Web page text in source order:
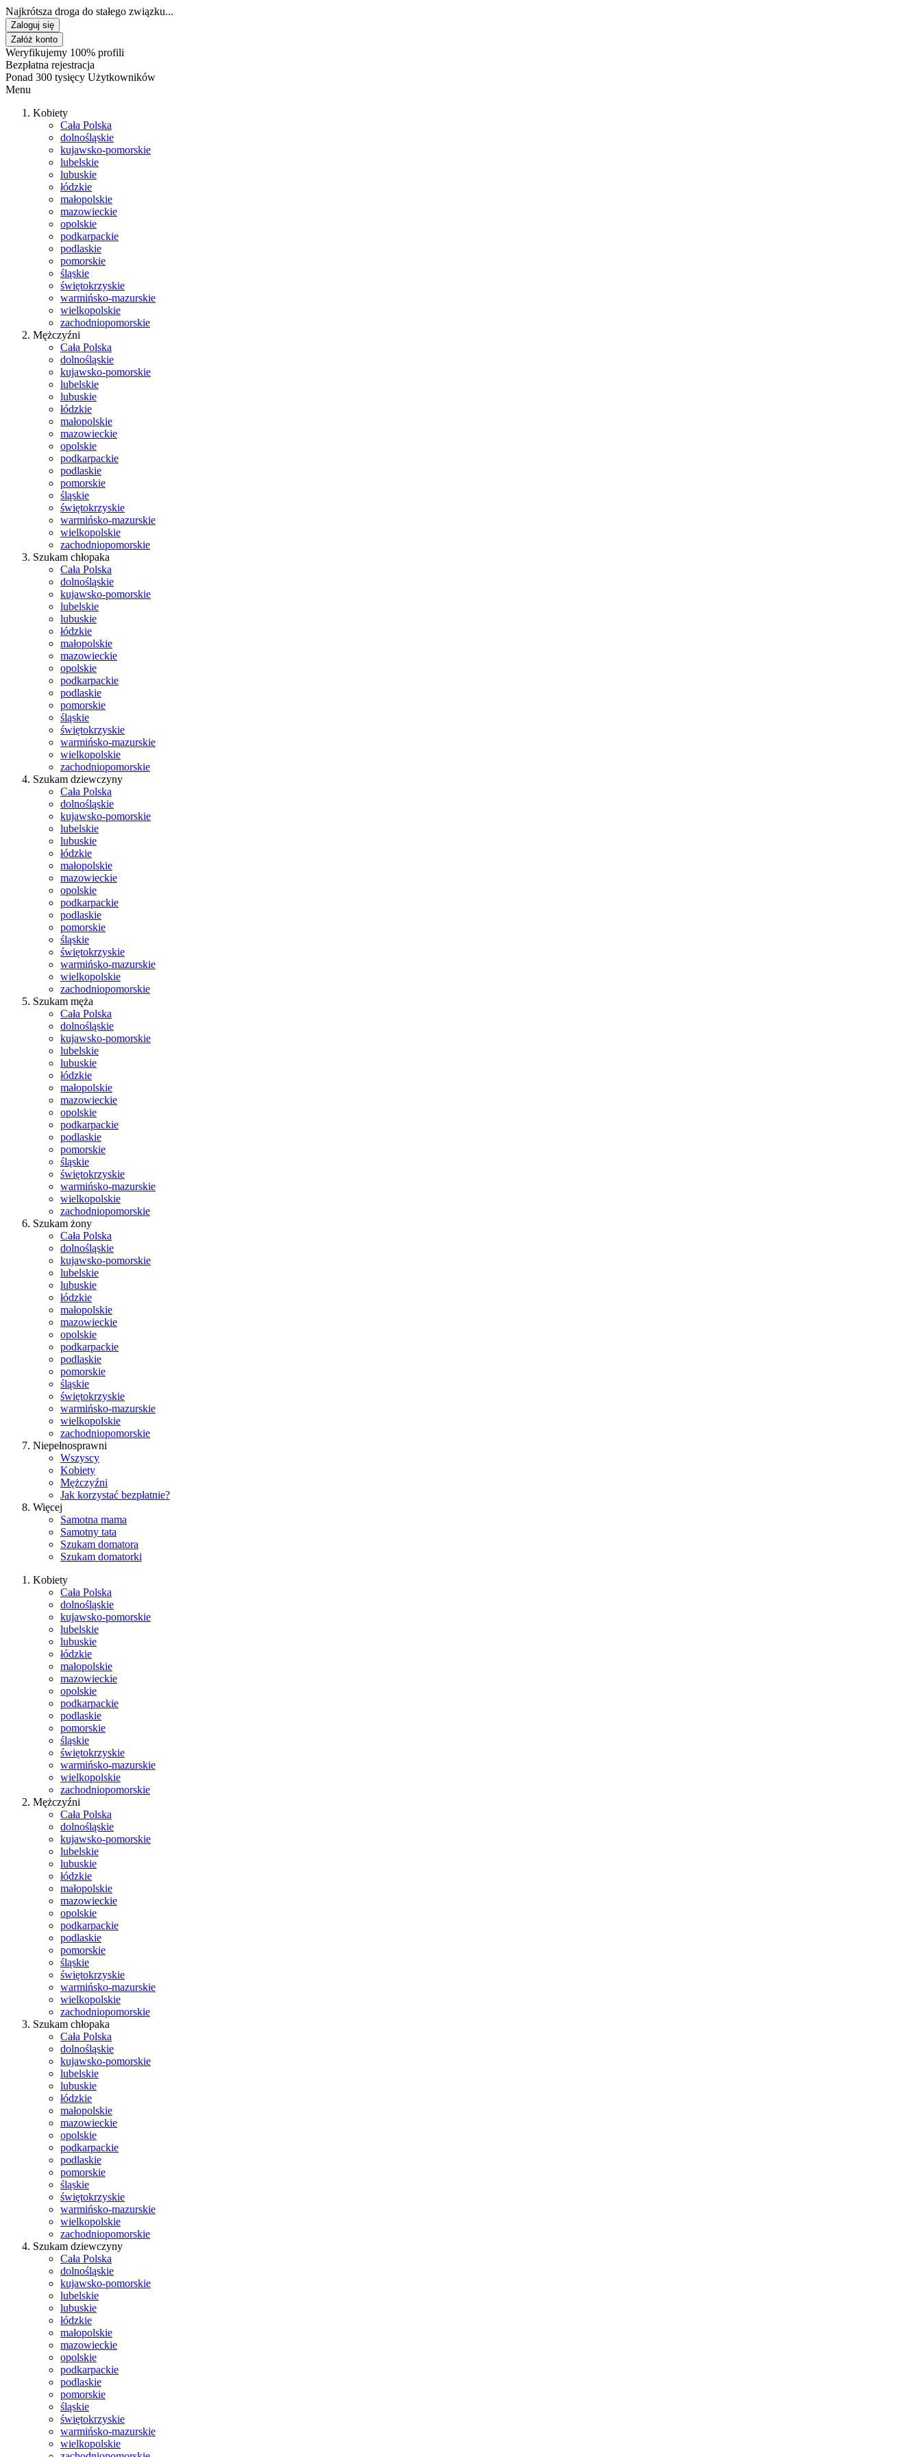
Najkrótsza droga do stałego związku...
Zaloguj się
Załóż konto
Weryfikujemy 100% profili
Bezpłatna rejestracja
Ponad 300 tysięcy Użytkowników
Menu
Kobiety
Cała Polska
dolnośląskie
kujawsko-pomorskie
lubelskie
lubuskie
łódzkie
małopolskie
mazowieckie
opolskie
podkarpackie
podlaskie
pomorskie
śląskie
świętokrzyskie
warmińsko-mazurskie
wielkopolskie
zachodniopomorskie
Mężczyźni
Cała Polska
dolnośląskie
kujawsko-pomorskie
lubelskie
lubuskie
łódzkie
małopolskie
mazowieckie
opolskie
podkarpackie
podlaskie
pomorskie
śląskie
świętokrzyskie
warmińsko-mazurskie
wielkopolskie
zachodniopomorskie
Szukam chłopaka
Cała Polska
dolnośląskie
kujawsko-pomorskie
lubelskie
lubuskie
łódzkie
małopolskie
mazowieckie
opolskie
podkarpackie
podlaskie
pomorskie
śląskie
świętokrzyskie
warmińsko-mazurskie
wielkopolskie
zachodniopomorskie
Szukam dziewczyny
Cała Polska
dolnośląskie
kujawsko-pomorskie
lubelskie
lubuskie
łódzkie
małopolskie
mazowieckie
opolskie
podkarpackie
podlaskie
pomorskie
śląskie
świętokrzyskie
warmińsko-mazurskie
wielkopolskie
zachodniopomorskie
Szukam męża
Cała Polska
dolnośląskie
kujawsko-pomorskie
lubelskie
lubuskie
łódzkie
małopolskie
mazowieckie
opolskie
podkarpackie
podlaskie
pomorskie
śląskie
świętokrzyskie
warmińsko-mazurskie
wielkopolskie
zachodniopomorskie
Szukam żony
Cała Polska
dolnośląskie
kujawsko-pomorskie
lubelskie
lubuskie
łódzkie
małopolskie
mazowieckie
opolskie
podkarpackie
podlaskie
pomorskie
śląskie
świętokrzyskie
warmińsko-mazurskie
wielkopolskie
zachodniopomorskie
Niepełnosprawni
Wszyscy
Kobiety
Mężczyźni
Jak korzystać bezpłatnie?
Więcej
Samotna mama
Samotny tata
Szukam domatora
Szukam domatorki
Kobiety
Cała Polska
dolnośląskie
kujawsko-pomorskie
lubelskie
lubuskie
łódzkie
małopolskie
mazowieckie
opolskie
podkarpackie
podlaskie
pomorskie
śląskie
świętokrzyskie
warmińsko-mazurskie
wielkopolskie
zachodniopomorskie
Mężczyźni
Cała Polska
dolnośląskie
kujawsko-pomorskie
lubelskie
lubuskie
łódzkie
małopolskie
mazowieckie
opolskie
podkarpackie
podlaskie
pomorskie
śląskie
świętokrzyskie
warmińsko-mazurskie
wielkopolskie
zachodniopomorskie
Szukam chłopaka
Cała Polska
dolnośląskie
kujawsko-pomorskie
lubelskie
lubuskie
łódzkie
małopolskie
mazowieckie
opolskie
podkarpackie
podlaskie
pomorskie
śląskie
świętokrzyskie
warmińsko-mazurskie
wielkopolskie
zachodniopomorskie
Szukam dziewczyny
Cała Polska
dolnośląskie
kujawsko-pomorskie
lubelskie
lubuskie
łódzkie
małopolskie
mazowieckie
opolskie
podkarpackie
podlaskie
pomorskie
śląskie
świętokrzyskie
warmińsko-mazurskie
wielkopolskie